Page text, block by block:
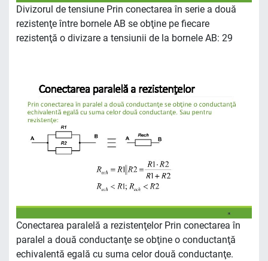
Divizorul de tensiune Prin conectarea în serie a două
rezistenţe între bornele AB se obţine pe fiecare
rezistenţă o divizare a tensiunii de la bornele AB: 29
Conectarea paralelă a rezistenţelor Prin conectarea în
paralel a două conductanţe se obţine o conductanţă
echivalentă egală cu suma celor două conductanţe.